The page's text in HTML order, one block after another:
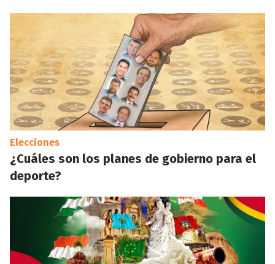
Elecciones
¿Cuáles son los planes de gobierno para el
deporte?